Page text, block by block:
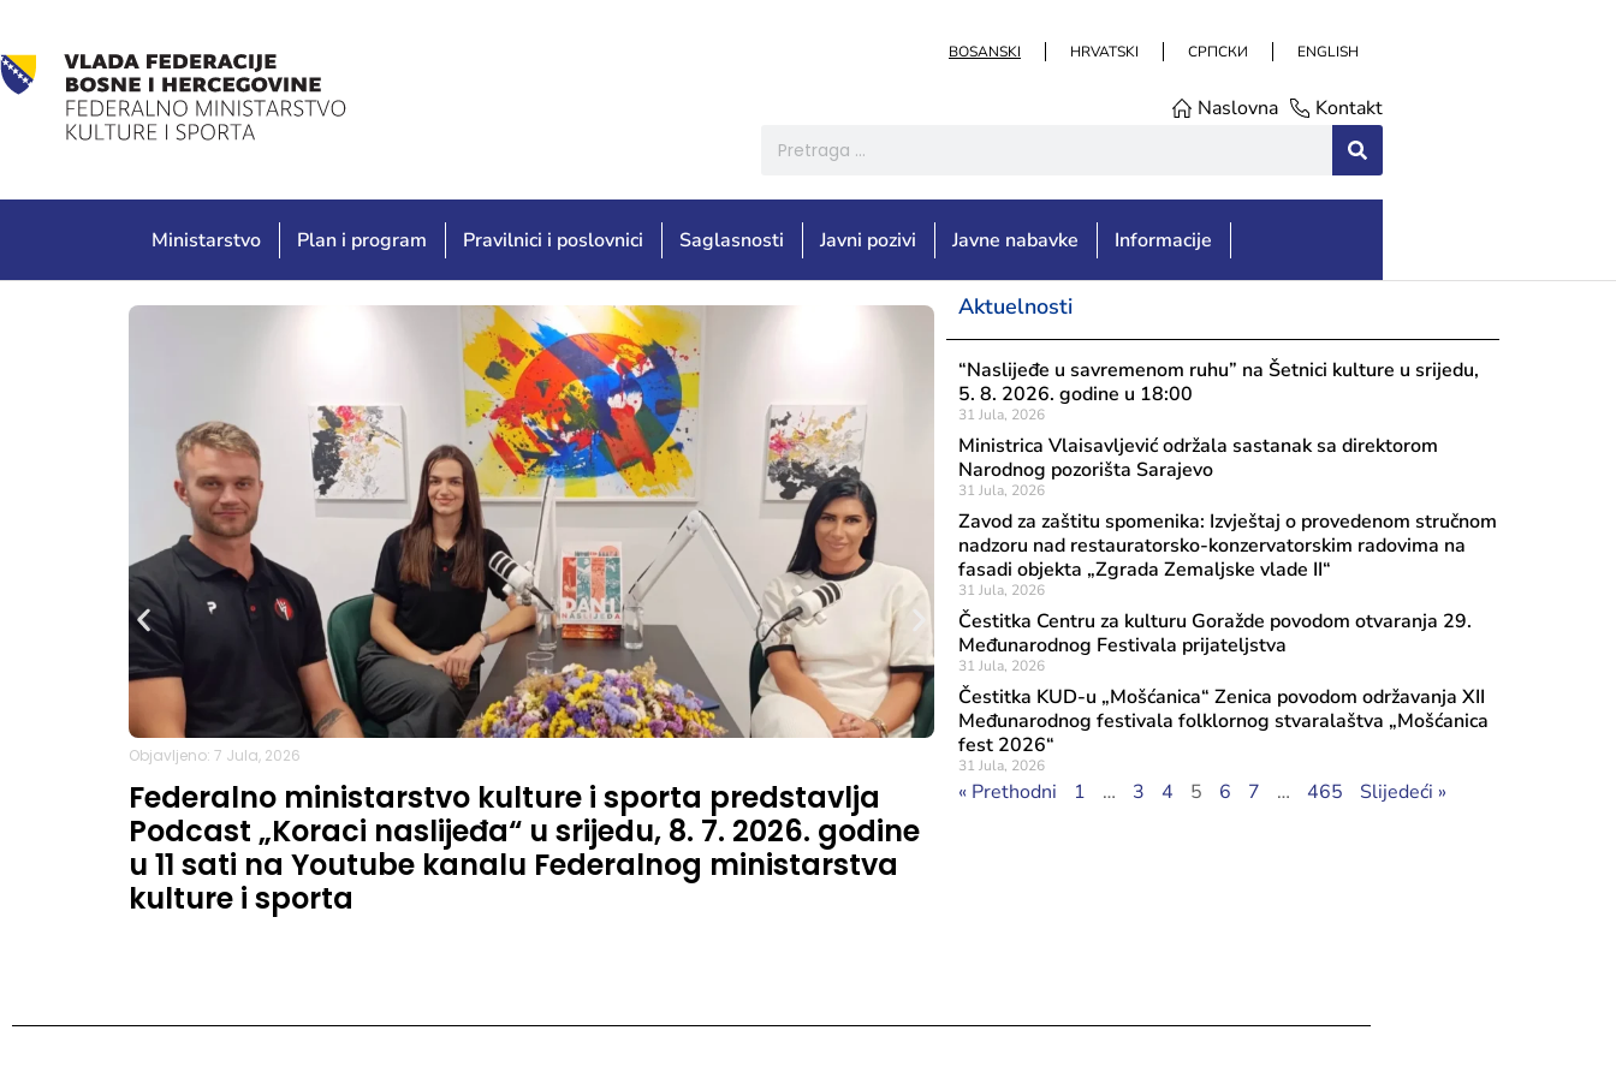
BOSANSKI HRVATSKI СРПСКИ ENGLISH
Naslovna Kontakt
Ministarstvo Plan i program Pravilnici i poslovnici Saglasnosti Javni pozivi Javne nabavke Informacije
Objavljeno: 7 Jula, 2026
Federalno ministarstvo kulture i sporta predstavlja
Podcast „Koraci naslijeđa“ u srijedu, 8. 7. 2026. godine
u 11 sati na Youtube kanalu Federalnog ministarstva
kulture i sporta
Objavljeno: 3 Jula, 2026
Rezultati javnog poziva 2026: Transfer za
Aktuelnosti
“Naslijeđe u savremenom ruhu” na Šetnici kulture u srijedu,
5. 8. 2026. godine u 18:00
31 Jula, 2026
Ministrica Vlaisavljević održala sastanak sa direktorom
Narodnog pozorišta Sarajevo
31 Jula, 2026
Zavod za zaštitu spomenika: Izvještaj o provedenom stručnom
nadzoru nad restauratorsko-konzervatorskim radovima na
fasadi objekta „Zgrada Zemaljske vlade II“
31 Jula, 2026
Čestitka Centru za kulturu Goražde povodom otvaranja 29.
Međunarodnog Festivala prijateljstva
31 Jula, 2026
Čestitka KUD-u „Mošćanica“ Zenica povodom održavanja XII
Međunarodnog festivala folklornog stvaralaštva „Mošćanica
fest 2026“
31 Jula, 2026
« Prethodni 1 … 3 4 5 6 7 … 465 Slijedeći »